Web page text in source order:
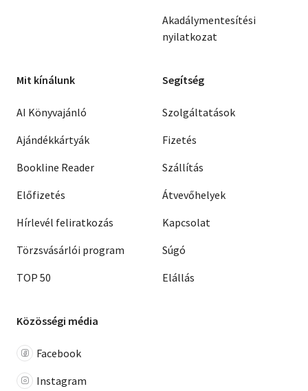
Akadálymentesítési
nyilatkozat
Mit kínálunk
AI Könyvajánló
Ajándékkártyák
Bookline Reader
Előfizetés
Hírlevél feliratkozás
Törzsvásárlói program
TOP 50
Segítség
Szolgáltatások
Fizetés
Szállítás
Átvevőhelyek
Kapcsolat
Súgó
Elállás
Közösségi média
Facebook
Instagram